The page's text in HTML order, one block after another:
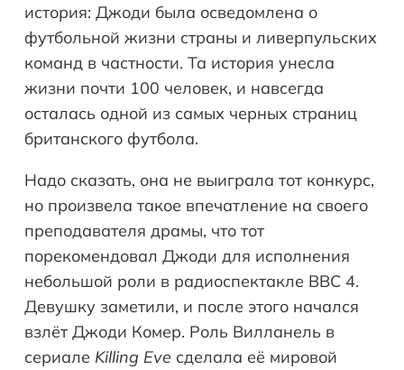
история: Джоди была осведомлена о
футбольной жизни страны и ливерпульских
команд в частности. Та история унесла
жизни почти 100 человек, и навсегда
осталась одной из самых черных страниц
британского футбола.
Надо сказать, она не выиграла тот конкурс,
но произвела такое впечатление на своего
преподавателя драмы, что тот
порекомендовал Джоди для исполнения
небольшой роли в радиоспектакле BBC 4.
Девушку заметили, и после этого начался
взлёт Джоди Комер. Роль Вилланель в
сериале Killing Eve сделала её мировой